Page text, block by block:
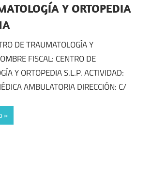
Y ORTOPEDIA
DE TRAUMATOLOGÍA Y
FISCAL: CENTRO DE
Y ORTOPEDIA S.L.P. ACTIVIDAD:
AMBULATORIA DIRECCIÓN: C/